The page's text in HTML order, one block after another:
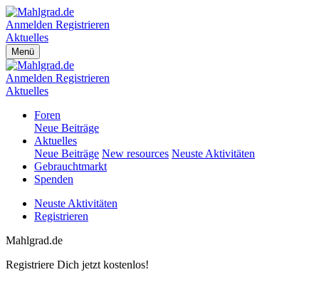
Anmelden Registrieren
Aktuelles
Menü
Anmelden Registrieren
Aktuelles
Foren
Neue Beiträge
Aktuelles
Neue Beiträge New resources Neuste Aktivitäten
Gebrauchtmarkt
Spenden
Neuste Aktivitäten
Registrieren
Mahlgrad.de
Registriere Dich jetzt kostenlos!